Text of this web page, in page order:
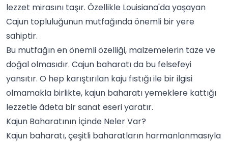
lezzet mirasını taşır. Özellikle Louisiana'da yaşayan
Cajun topluluğunun mutfağında önemli bir yere
sahiptir.
Bu mutfağın en önemli özelliği, malzemelerin taze ve
doğal olmasıdır. Cajun baharatı da bu felsefeyi
yansıtır. O hep karıştırılan kaju fıstığı ile bir ilgisi
olmamakla birlikte, kajun baharatı yemeklere kattığı
lezzetle âdeta bir sanat eseri yaratır.
Kajun Baharatının İçinde Neler Var?
Kajun baharatı, çeşitli baharatların harmanlanmasıyla